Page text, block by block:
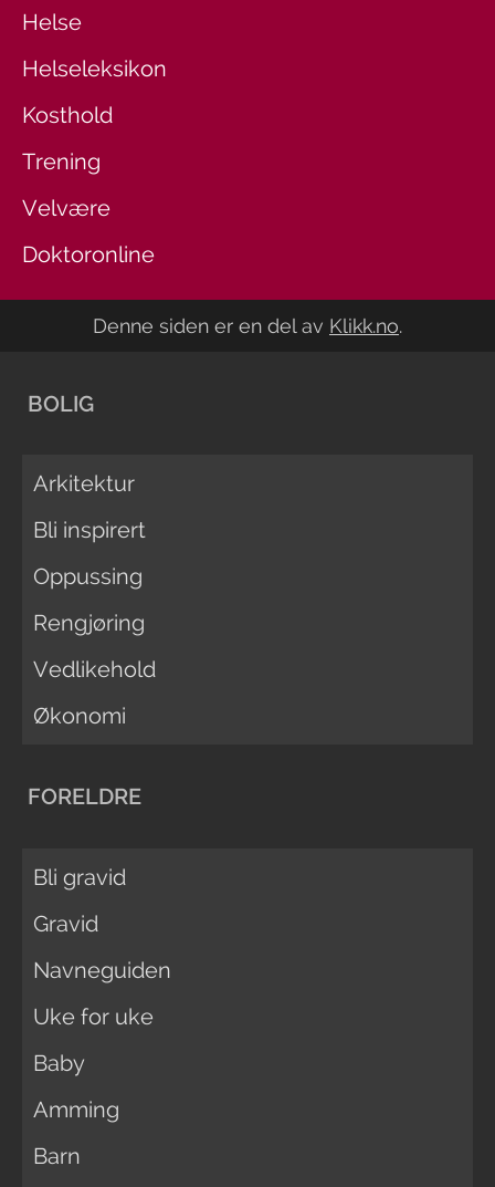
Helse
Helseleksikon
Kosthold
Trening
Velvære
Doktoronline
Denne siden er en del av Klikk.no.
BOLIG
Arkitektur
Bli inspirert
Oppussing
Rengjøring
Vedlikehold
Økonomi
FORELDRE
Bli gravid
Gravid
Navneguiden
Uke for uke
Baby
Amming
Barn